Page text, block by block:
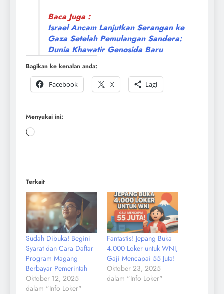
Baca Juga :
Israel Ancam Lanjutkan Serangan ke
Gaza Setelah Pemulangan Sandera:
Dunia Khawatir Genosida Baru
Bagikan ke kenalan anda:
Facebook
X Lagi
Menyukai ini:
Terkait
Sudah Dibuka! Begini
Syarat dan Cara Daftar
Program Magang
Berbayar Pemerintah
Oktober 12, 2025
dalam "Info Loker"
Fantastis! Jepang Buka
4.000 Loker untuk WNI,
Gaji Mencapai 55 Juta!
Oktober 23, 2025
dalam "Info Loker"